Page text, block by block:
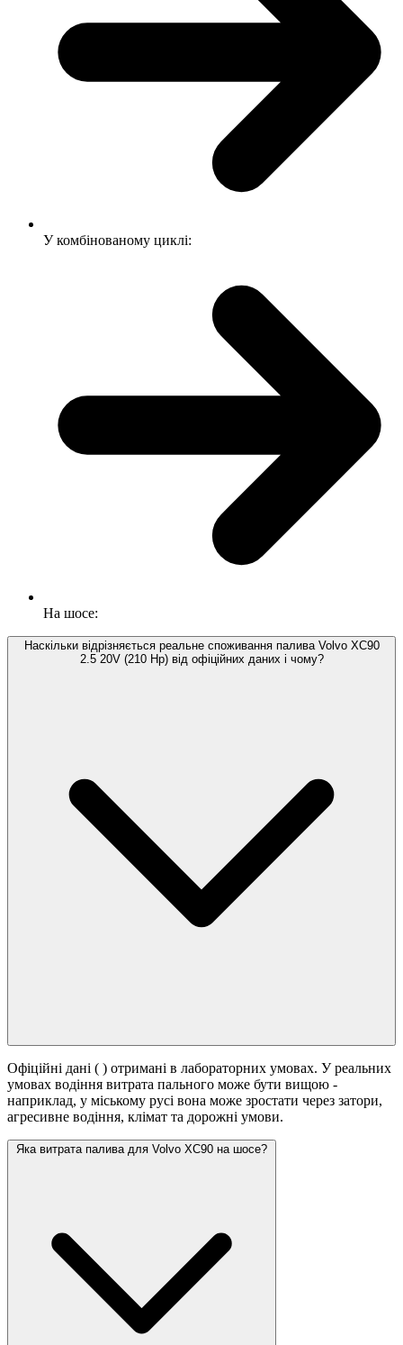
У комбінованому циклі:
На шосе:
Наскільки відрізняється реальне споживання палива Volvo XC90
2.5 20V (210 Hp) від офіційних даних і чому?
Офіційні дані ( ) отримані в лабораторних умовах. У реальних
умовах водіння витрата пального може бути вищою -
наприклад, у міському русі вона може зростати через затори,
агресивне водіння, клімат та дорожні умови.
Яка витрата палива для Volvo XC90 на шосе?